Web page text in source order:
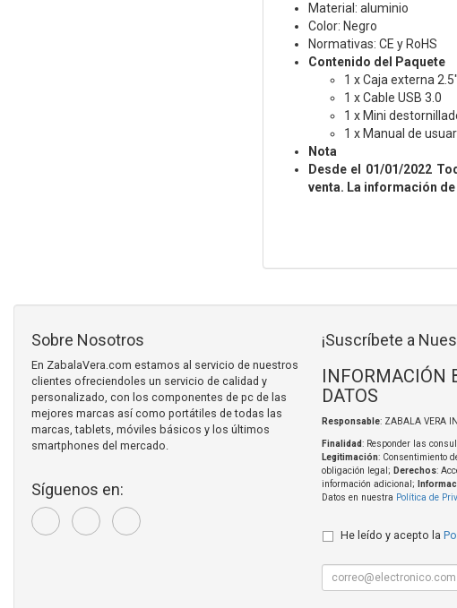
Material: aluminio
Color: Negro
Normativas: CE y RoHS
Contenido del Paquete
1 x Caja externa 2.5″
1 x Cable USB 3.0
1 x Mini
1 x Manual de
Nota
Desde el 01/01/2022
venta. La información
Sobre Nosotros
En ZabalaVera.com estamos al servicio de nuestros
clientes ofreciendoles un servicio de calidad y
personalizado, con los componentes de pc de las
mejores marcas así como portátiles de todas las
marcas, tablets, móviles básicos y los últimos
smartphones del mercado.
Síguenos en:
¡Suscríbete a
INFORMACIÓN
DATOS
Responsable: ZABALA VERA
Finalidad: Responder las
Legitimación: Consentimiento
obligación legal; Derechos:
información adicional;
Datos en nuestra Política de
He leído y acepto la